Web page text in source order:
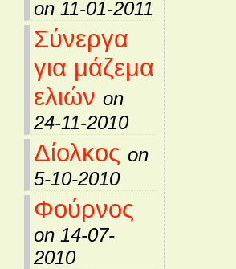
on 11-01-2011
Σύνεργα
για μάζεμα
ελιών on
24-11-2010
Δίολκος on
5-10-2010
Φούρνος
on 14-07-
2010